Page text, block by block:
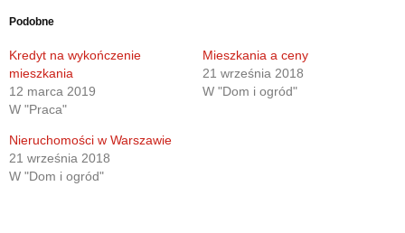
Podobne
Kredyt na wykończenie
mieszkania
12 marca 2019
W "Praca"
Mieszkania a ceny
21 września 2018
W "Dom i ogród"
Nieruchomości w Warszawie
21 września 2018
W "Dom i ogród"